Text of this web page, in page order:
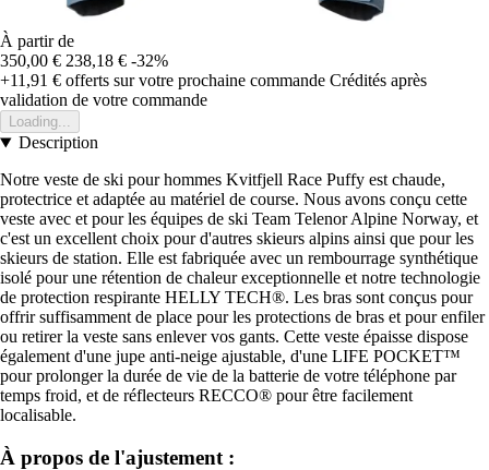
À partir de
350,00 € 238,18 € -32%
+11,91 € offerts sur votre prochaine commande Crédités après
validation de votre commande
Loading...
Description
Notre veste de ski pour hommes Kvitfjell Race Puffy est chaude,
protectrice et adaptée au matériel de course. Nous avons conçu cette
veste avec et pour les équipes de ski Team Telenor Alpine Norway, et
c'est un excellent choix pour d'autres skieurs alpins ainsi que pour les
skieurs de station. Elle est fabriquée avec un rembourrage synthétique
isolé pour une rétention de chaleur exceptionnelle et notre technologie
de protection respirante HELLY TECH®. Les bras sont conçus pour
offrir suffisamment de place pour les protections de bras et pour enfiler
ou retirer la veste sans enlever vos gants. Cette veste épaisse dispose
également d'une jupe anti-neige ajustable, d'une LIFE POCKET™
pour prolonger la durée de vie de la batterie de votre téléphone par
temps froid, et de réflecteurs RECCO® pour être facilement
localisable.
À propos de l'ajustement :